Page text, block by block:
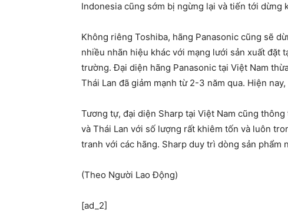
Indonesia cũng sớm bị ngừng lại và tiến tới dừng
Không riêng Toshiba, hãng Panasonic cũng sẽ
nhiều nhãn hiệu khác với mạng lưới sản xuất đặt
trường. Đại diện hãng Panasonic tại Việt Nam
Thái Lan đã giảm mạnh từ 2-3 năm qua. Hiện
Tương tự, đại diện Sharp tại Việt Nam cũng
và Thái Lan với số lượng rất khiêm tốn và luôn
tranh với các hãng. Sharp duy trì dòng sản phẩm
(Theo Người Lao Động)
[ad_2]